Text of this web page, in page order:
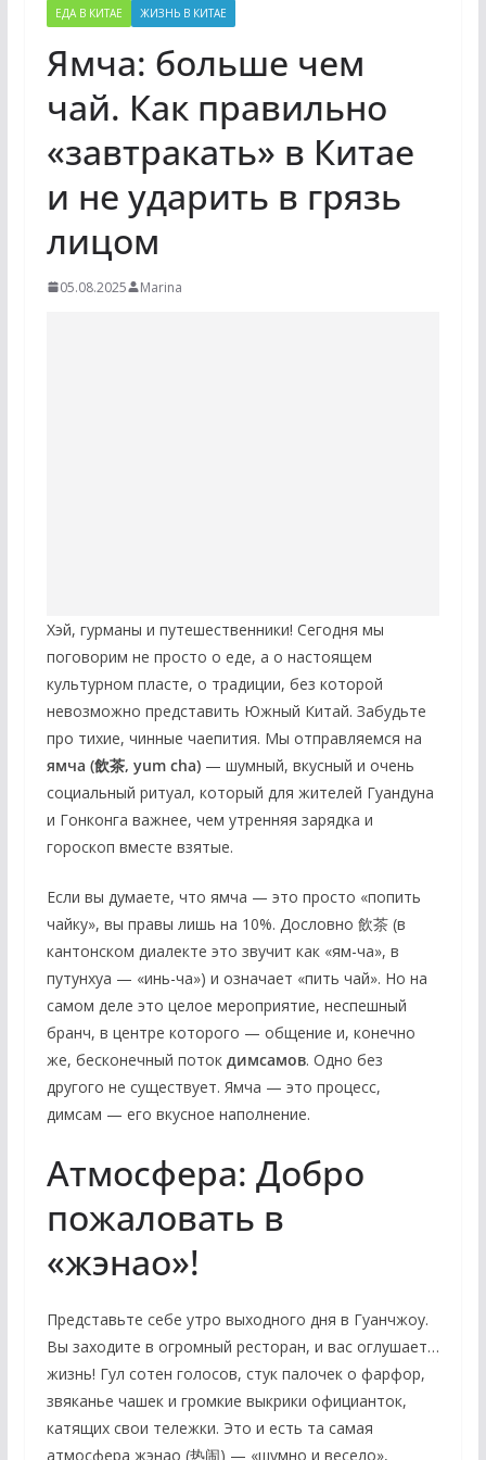
ЕДА В КИТАЕ ЖИЗНЬ В КИТАЕ
Ямча: больше чем
чай. Как правильно
«завтракать» в Китае
и не ударить в грязь
лицом
05.08.2025 Marina
Хэй, гурманы и путешественники! Сегодня мы
поговорим не просто о еде, а о настоящем
культурном пласте, о традиции, без которой
невозможно представить Южный Китай. Забудьте
про тихие, чинные чаепития. Мы отправляемся на
ямча (飲茶, yum cha)— шумный, вкусный и очень
социальный ритуал, который для жителей Гуандуна
и Гонконга важнее, чем утренняя зарядка и
гороскоп вместе взятые.
Если вы думаете, что ямча — это просто «попить
чайку», вы правы лишь на 10%. Дословно 飲茶(в
кантонском диалекте это звучит как «ям-ча», в
путунхуа — «инь-ча») и означает «пить чай». Но на
самом деле это целое мероприятие, неспешный
бранч, в центре которого — общение и, конечно
же, бесконечный поток димсамов. Одно без
другого не существует. Ямча — это процесс,
димсам — его вкусное наполнение.
Атмосфера: Добро
пожаловать в
«жэнао»!
Представьте себе утро выходного дня в Гуанчжоу.
Вы заходите в огромный ресторан, и вас оглушает…
жизнь! Гул сотен голосов, стук палочек о фарфор,
звяканье чашек и громкие выкрики официанток,
катящих свои тележки. Это и есть та самая
атмосфера жэнао (热闹) — «шумно и весело»,